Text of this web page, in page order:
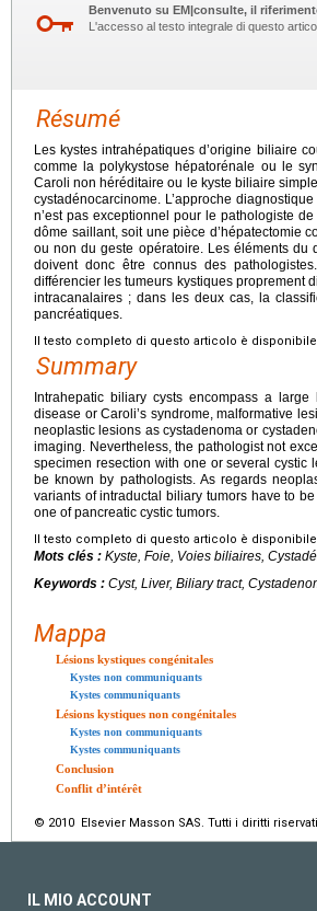
Benvenuto su EM|consulte, il
L'accesso al testo integrale di questo
Résumé
Les kystes intrahépatiques d’origine biliaire
comme la polykystose hépatorénale ou le
Caroli non héréditaire ou le kyste biliaire
cystadénocarcinome. L’approche
n’est pas exceptionnel pour le pathologiste
dôme saillant, soit une pièce d’hépatectomie
ou non du geste opératoire. Les éléments du
doivent donc être connus des
différencier les tumeurs kystiques proprement
intracanalaires ; dans les deux cas, la
pancréatiques.
Il testo completo di questo articolo è disponibile
Summary
Intrahepatic biliary cysts encompass a
disease or Caroli’s syndrome, malformative
neoplastic lesions as cystadenoma or
imaging. Nevertheless, the pathologist not
specimen resection with one or several
be known by pathologists. As regards
variants of intraductal biliary tumors have to
one of pancreatic cystic tumors.
Il testo completo di questo articolo è disponibile
Mots clés : Kyste, Foie, Voies biliaires,
Keywords : Cyst, Liver, Biliary tract,
Mappa
Lésions kystiques congénitales
Kystes non communiquants
Kystes communiquants
Lésions kystiques non congénitales
Kystes non communiquants
Kystes communiquants
Conclusion
Conflit d’intérêt
© 2010 Elsevier Masson SAS. Tutti i diritti
IL MIO ACCOUNT